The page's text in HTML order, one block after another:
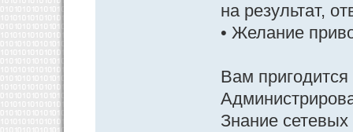
на результат,
• Желание
Вам
Знание сетевых